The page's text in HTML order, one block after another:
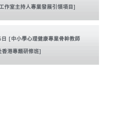
作室主持人專業發展引領項目]
[中小學心理健康專業骨幹教師
香港專題研修班]